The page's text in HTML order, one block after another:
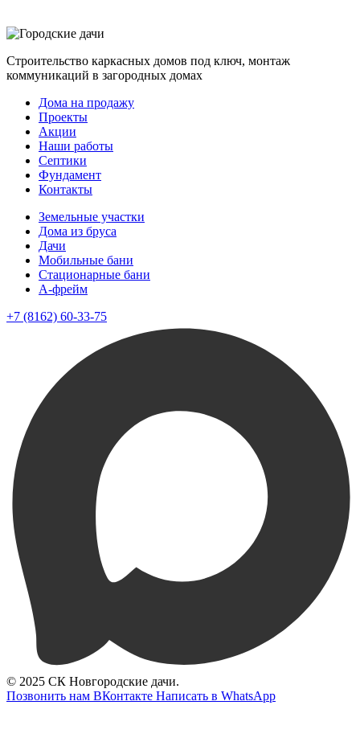
Строительство каркасных домов под ключ, монтаж
коммуникаций в загородных домах
Дома на продажу
Проекты
Акции
Наши работы
Септики
Фундамент
Контакты
Земельные участки
Дома из бруса
Дачи
Мобильные бани
Стационарные бани
A-фрейм
+7 (8162) 60-33-75
© 2025 СК Новгородские дачи.
Позвонить нам ВКонтакте Написать в WhatsApp